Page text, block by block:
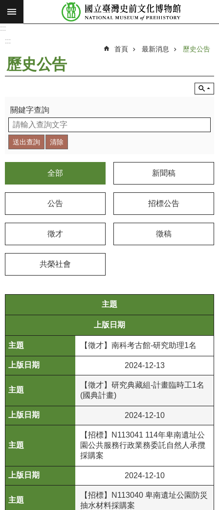
跳到主要內容區塊
搜
願
命
最
新
消
息
觀
覽
認
我
便
民
性
別
等
區
友
善
:::
:::
首頁 最新消息 歷史公告
歷史公告
關鍵字查詢
全部 新聞稿
公告 招標公告
徵才 徵稿
共榮社會
主題
上版日期
【徵才】南科考古館-研究助理1名
2024-12-13
【徵才】研究典藏組-計畫臨時工1名
(國典計畫)
2024-12-10
【招標】N113041 114年卑南遺址公
園公共服務行政業務委託自然人承攬
採購案
2024-12-10
【招標】N113040 卑南遺址公園防災
抽水材料採購案